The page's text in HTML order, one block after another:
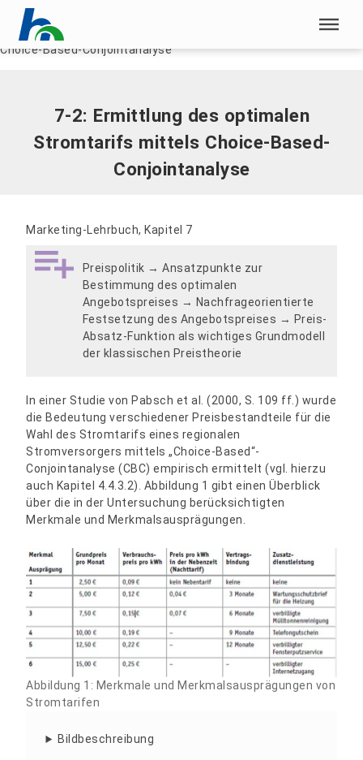
Menü überspringen
Menü überspringen
Home |7-2: Ermittlung des optimalen Stromtarifs mittels
Choice-Based-Conjointanalyse
7-2: Ermittlung des optimalen
Stromtarifs mittels Choice-Based-
Conjointanalyse
Marketing-Lehrbuch, Kapitel 7
Preispolitik → Ansatzpunkte zur
Bestimmung des optimalen
Angebotspreises → Nachfrageorientierte
Festsetzung des Angebotspreises → Preis-
Absatz-Funktion als wichtiges Grundmodell
der klassischen Preistheorie
In einer Studie von Pabsch et al. (2000, S. 109 ff.) wurde
die Bedeutung verschiedener Preisbestandteile für die
Wahl des Stromtarifs eines regionalen
Stromversorgers mittels „Choice-Based“-
Conjointanalyse (CBC) empirisch ermittelt (vgl. hierzu
auch Kapitel 4.4.3.2). Abbildung 1 gibt einen Überblick
über die in der Untersuchung berücksichtigten
Merkmale und Merkmalsausprägungen.
Abbildung 1: Merkmale und Merkmalsausprägungen von
Stromtarifen
Bildbeschreibung